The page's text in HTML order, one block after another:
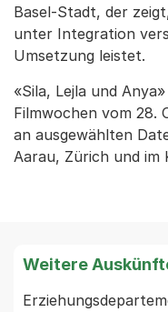
Basel-Stadt, der
unter Integration
Umsetzung leistet.
«Sila, Lejla und
Filmwochen vom 28.
an ausgewählten
Aarau, Zürich und im
Weitere